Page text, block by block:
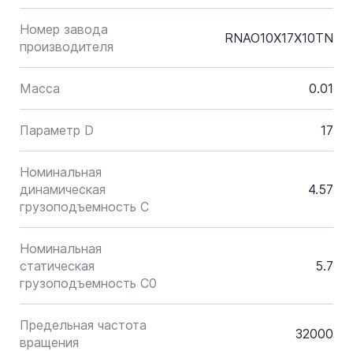
Номер завода
производителя
RNAO10X17X10TN
Масса 0.01
Параметр D 17
Номинальная
динамическая
грузоподъемность C
4.57
Номинальная
статическая
грузоподъемность C0
5.7
Предельная частота
вращения
32000